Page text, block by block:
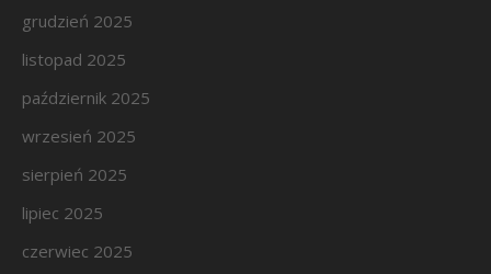
grudzień 2025
listopad 2025
październik 2025
wrzesień 2025
sierpień 2025
lipiec 2025
czerwiec 2025